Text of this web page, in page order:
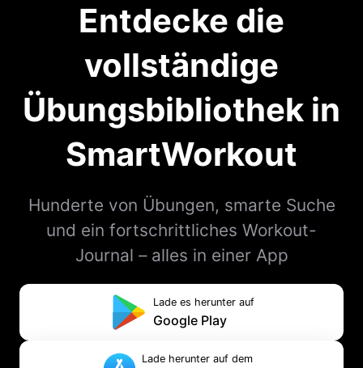
Entdecke die
vollständige
Übungsbibliothek in
SmartWorkout
Hunderte von Übungen, smarte Suche
und ein fortschrittliches Workout-
Journal – alles in einer App
Lade es herunter auf
Google Play
Lade herunter auf dem